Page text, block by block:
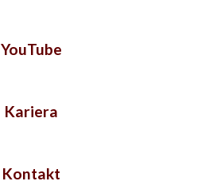
YouTube
Kariera
Kontakt